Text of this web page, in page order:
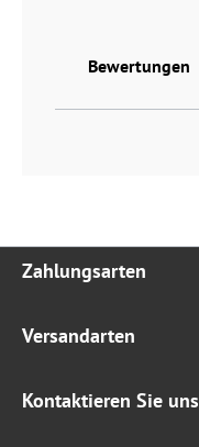
Bewertungen
Zahlungsarten
Versandarten
Kontaktieren Sie uns